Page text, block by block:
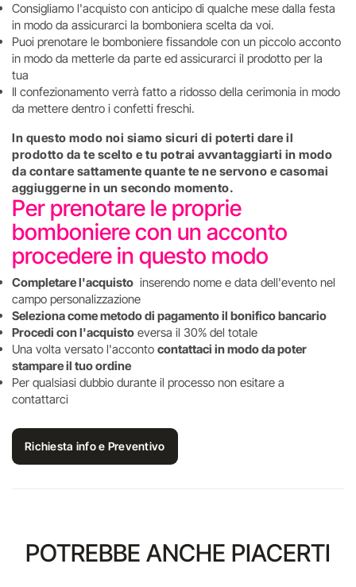
Consigliamo l'acquisto con anticipo di qualche mese dalla festa
in modo da assicurarci la bomboniera scelta da voi.
Puoi prenotare le bomboniere fissandole con un piccolo acconto
in modo da metterle da parte ed assicurarci il prodotto per la
tua
Il confezionamento verrà fatto a ridosso della cerimonia in modo
da mettere dentro i confetti freschi.
In questo modo noi siamo sicuri di poterti dare il
prodotto da te scelto e tu potrai avvantaggiarti in modo
da contare sattamente quante te ne servono e casomai
aggiuggerne in un secondo momento.
Per prenotare le proprie
bomboniere con un acconto
procedere in questo modo
Completare l'acquisto inserendo nome e data dell'evento nel
campo personalizzazione
Seleziona come metodo di pagamento il bonifico bancario
Procedi con l'acquisto eversa il 30% del totale
Una volta versato l'acconto contattaci in modo da poter
stampare il tuo ordine
Per qualsiasi dubbio durante il processo non esitare a
contattarci
Richiesta info e Preventivo
POTREBBE ANCHE PIACERTI